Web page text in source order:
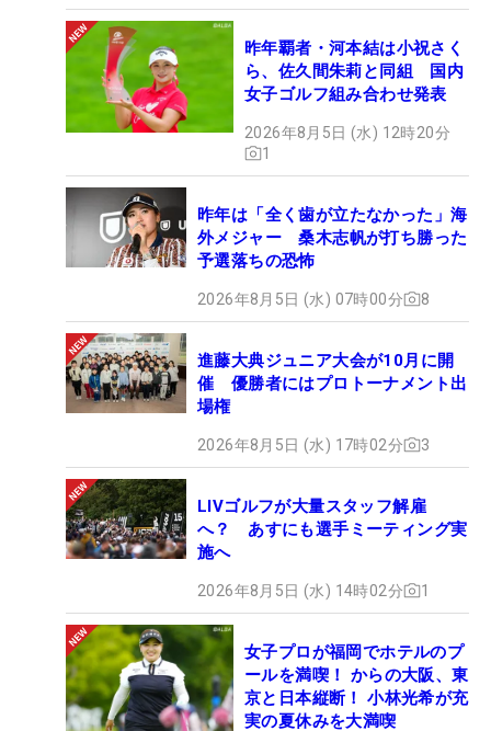
昨年覇者・河本結は小祝さく
ら、佐久間朱莉と同組 国内
女子ゴルフ組み合わせ発表
2026年8月5日 (水) 12時20分
1
昨年は「全く歯が立たなかった」海
外メジャー 桑木志帆が打ち勝った
予選落ちの恐怖
2026年8月5日 (水) 07時00分 8
進藤大典ジュニア大会が10月に開
催 優勝者にはプロトーナメント出
場権
2026年8月5日 (水) 17時02分 3
LIVゴルフが大量スタッフ解雇
へ？ あすにも選手ミーティング実
施へ
2026年8月5日 (水) 14時02分 1
女子プロが福岡でホテルのプ
ールを満喫！ からの大阪、東
京と日本縦断！ 小林光希が充
実の夏休みを大満喫